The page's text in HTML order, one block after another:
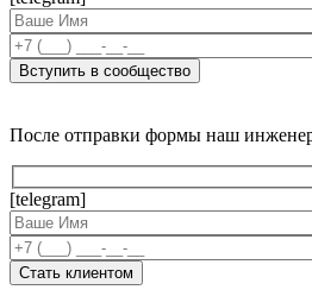
После отправки формы наш
[telegram]